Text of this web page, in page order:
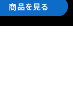
商品を見る